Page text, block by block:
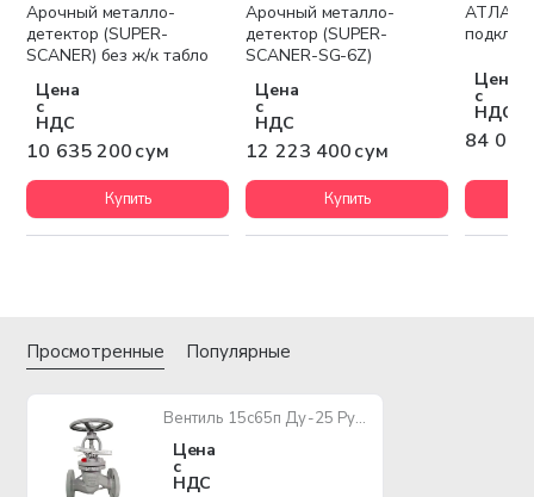
Бесплатная доставка
Арочный металло-
детектор (SUPER-
SCANER) без ж/к табло
Цена
с
НДС
10 635 200 сум
Купить
Бесплатная доставка
Арочный металло-
детектор (SUPER-
SCANER-SG-6Z)
Цена
с
НДС
12 223 400 сум
Купить
АТЛАС (прибор для
Цена
с
НДС
84 000
Просмотренные Популярные
Вентиль 15с65п Ду-25 Ру-16
Цена
с
НДС